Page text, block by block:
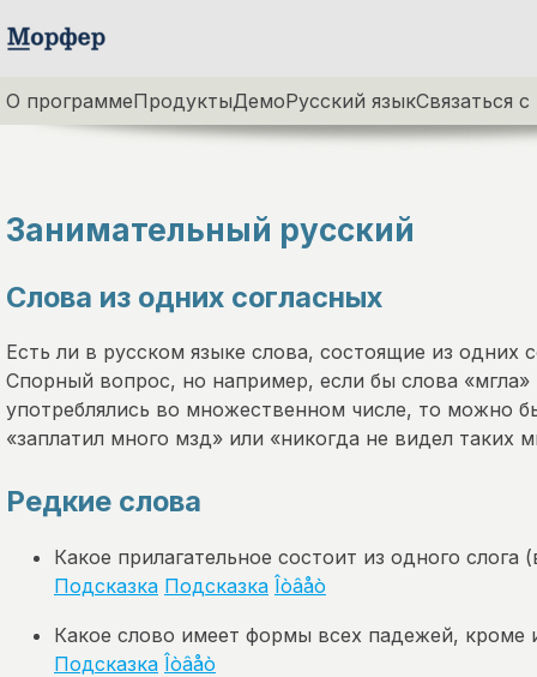
О программеПродуктыДемоРусский языкСвязаться
Занимательный русский
Слова из одних согласных
Есть ли в русском языке слова, состоящие из одних
Спорный вопрос, но например, если бы слова «мгла»
употреблялись во множественном числе, то можно
«заплатил много мзд» или «никогда не видел таких
Редкие слова
Какое прилагательное состоит из одного слога
Подсказка Подсказка Îòâåò
Какое слово имеет формы всех падежей, кроме
Подсказка Îòâåò